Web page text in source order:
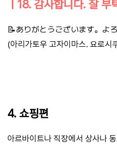
ㅣ18. 감사합니다. 잘 부
📝ありがとうございます。よ
(아리가토우 고자이마스. 요로시
4. 쇼핑편
아르바이트나 직장에서 상사나